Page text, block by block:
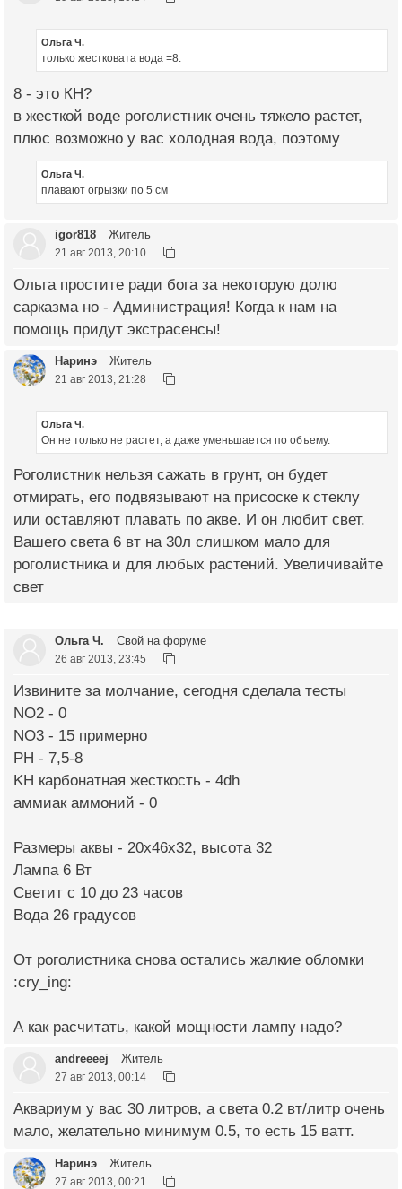
Ольга Ч.
только жестковата вода =8.
8 - это КН?
в жесткой воде роголистник очень тяжело растет,
плюс возможно у вас холодная вода, поэтому
Ольга Ч.
плавают огрызки по 5 см
igor818 Житель
21 авг 2013, 20:10
Ольга простите ради бога за некоторую долю
сарказма но - Администрация! Когда к нам на
помощь придут экстрасенсы!
Наринэ Житель
21 авг 2013, 21:28
Ольга Ч.
Он не только не растет, а даже уменьшается по объему.
Роголистник нельзя сажать в грунт, он будет
отмирать, его подвязывают на присоске к стеклу
или оставляют плавать по акве. И он любит свет.
Вашего света 6 вт на 30л слишком мало для
роголистника и для любых растений. Увеличивайте
свет
Ольга Ч. Свой на форуме
26 авг 2013, 23:45
Извините за молчание, сегодня сделала тесты
NO2 - 0
NO3 - 15 примерно
PH - 7,5-8
KH карбонатная жесткость - 4dh
аммиак аммоний - 0
Размеры аквы - 20х46х32, высота 32
Лампа 6 Вт
Светит с 10 до 23 часов
Вода 26 градусов
От роголистника снова остались жалкие обломки
:cry_ing:
А как расчитать, какой мощности лампу надо?
andreeeej Житель
27 авг 2013, 00:14
Аквариум у вас 30 литров, а света 0.2 вт/литр очень
мало, желательно минимум 0.5, то есть 15 ватт.
Наринэ Житель
27 авг 2013, 00:21